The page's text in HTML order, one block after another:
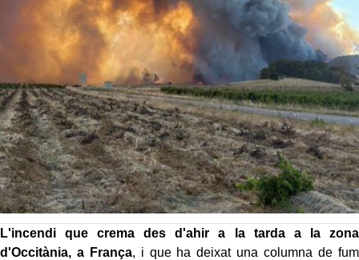
L'incendi que crema des d'ahir a la tarda a la zona
d'Occitània, a França, i que ha deixat una columna de fum